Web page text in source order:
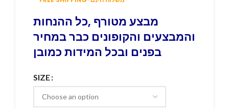
מבצע מטורף ,כל ההנחות
והמבצעים והקופונים כבר במחיר
בפנים ובכל המידות כמובן
SIZE